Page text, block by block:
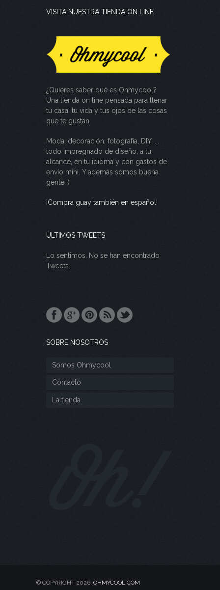
VISITA NUESTRA TIENDA ON LINE
¿Quieres saber qué es Ohmycool?
Una tienda on line pensada para llenar
tu casa, tu vida y tus ojos de las cosas
que te gustan.
Moda, decoración, fotografía, DIY, ...
todo impregnado de diseño, a tu
alcance, en tu idioma y con gastos de
envío mini. Y además somos buena
gente ;)
¡Compra guay también en español!
ÚLTIMOS TWEETS
Lo sentimos. No se han encontrado
Tweets.
SOBRE NOSOTROS
Somos Ohmycool
Contacto
La tienda
© COPYRIGHT 2026. OHMYCOOL.COM